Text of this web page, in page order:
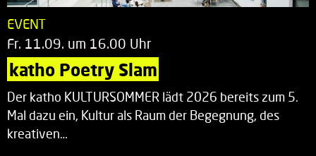
EVENT
Fr. 11.09. um 16.00 Uhr
katho Poetry Slam
Der katho KULTURSOMMER lädt 2026 bereits zum 5.
Mal dazu ein, Kultur als Raum der Begegnung, des
kreativen…